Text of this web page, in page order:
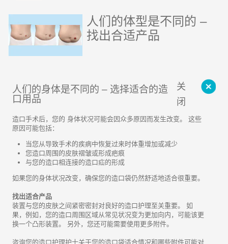
人们的体型是不同的 –
找出合适产品
关
闭
人们的身体是不同的 – 选择适合的造
口用品
造口手术后，您的 身体状况可能会因众多原因而发生改变。 这些
原因可能包括：
当您从导致手术的疾病中恢复过来时体重增加或减少
您造口周围的皮肤褶皱或形成疤痕
与您的造口相连接的造口疝的形成
如果您的身体状况改变，确保您的造口袋仍然舒适地适合很重要。
找出适合产品
装置与您的皮肤之间紧密密封对良好的造口护理至关重要。 如
果，例如，您的造口周围区域从常见状况变为更加向内，可能该更
换一个凸形装置。 另外，您还可能需要使用更多附件。
咨询您的造口护理护士关于您的造口袋适合情况和哪些附件可能对